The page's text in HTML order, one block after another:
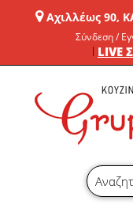
Αχιλλέως 90,
Σύνδεση /
LIVE